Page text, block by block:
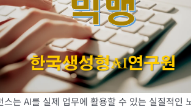
스는 AI를 실제 업무에 활용할 수 있는 실질적인